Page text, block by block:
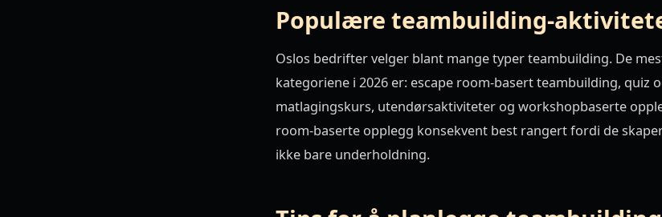
Populære teambuilding-
Oslos bedrifter velger blant mange typer teambuilding. De
kategoriene i 2026 er: escape room-basert teambuilding, quiz
matlagingskurs, utendørsaktiviteter og workshopbaserte
room-baserte opplegg konsekvent best rangert fordi de
ikke bare underholdning.